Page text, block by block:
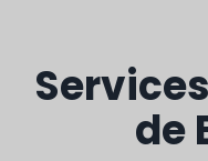
de